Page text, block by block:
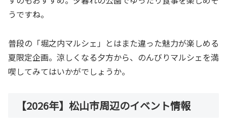
うですね。
普段の「堀之内マルシェ」とはまた違った魅力が楽しめる
夏限定企画。涼しくなる夕方から、のんびりマルシェを満
喫してみてはいかがでしょうか。
【2026年】松山市周辺のイベント情報